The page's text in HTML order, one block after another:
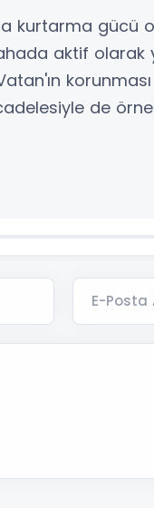
kurtarma gücü
aktif olarak
de
E-Posta